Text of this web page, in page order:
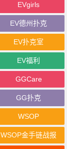
EVgirls
EV德州扑克
EV扑克室
EV福利
GGCare
GG扑克
WSOP
WSOP金手链战报